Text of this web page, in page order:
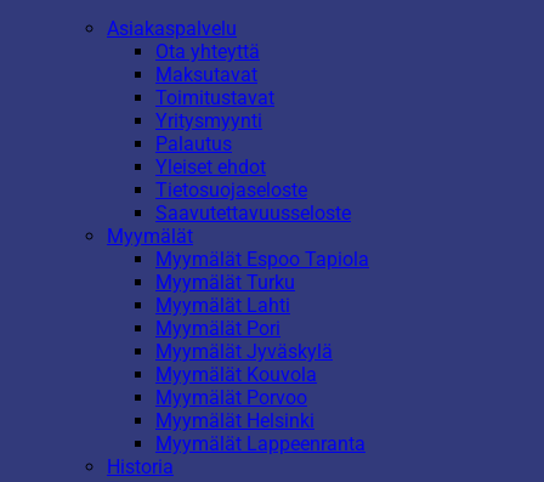
Asiakaspalvelu
Ota yhteyttä
Maksutavat
Toimitustavat
Yritysmyynti
Palautus
Yleiset ehdot
Tietosuojaseloste
Saavutettavuusseloste
Myymälät
Myymälät Espoo Tapiola
Myymälät Turku
Myymälät Lahti
Myymälät Pori
Myymälät Jyväskylä
Myymälät Kouvola
Myymälät Porvoo
Myymälät Helsinki
Myymälät Lappeenranta
Historia